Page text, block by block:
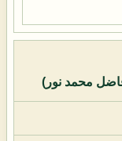
محمد نور)